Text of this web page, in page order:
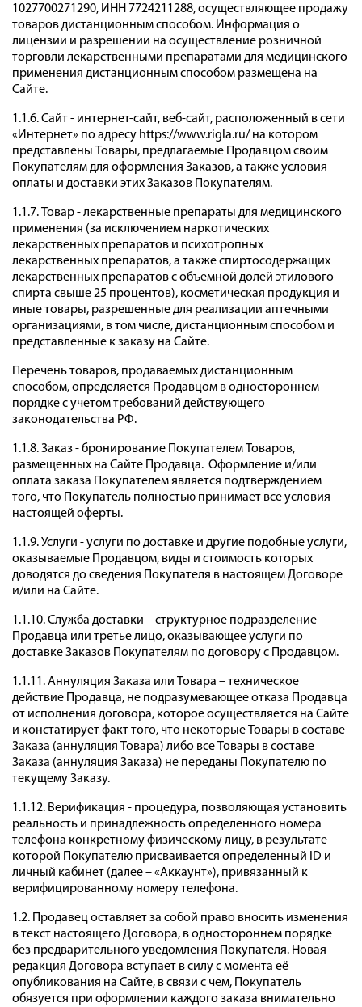
1027700271290, ИНН 7724211288, осуществляющее продажу
товаров дистанционным способом. Информация о
лицензии и разрешении на осуществление розничной
торговли лекарственными препаратами для медицинского
применения дистанционным способом размещена на
Сайте.
1.1.6. Сайт - интернет-сайт, веб-сайт, расположенный в сети
«Интернет» по адресу https://www.rigla.ru/ на котором
представлены Товары, предлагаемые Продавцом своим
Покупателям для оформления Заказов, а также условия
оплаты и доставки этих Заказов Покупателям.
1.1.7. Товар - лекарственные препараты для медицинского
применения (за исключением наркотических
лекарственных препаратов и психотропных
лекарственных препаратов, а также спиртосодержащих
лекарственных препаратов с объемной долей этилового
спирта свыше 25 процентов), косметическая продукция и
иные товары, разрешенные для реализации аптечными
организациями, в том числе, дистанционным способом и
представленные к заказу на Сайте.
Перечень товаров, продаваемых дистанционным
способом, определяется Продавцом в одностороннем
порядке с учетом требований действующего
законодательства РФ.
1.1.8. Заказ - бронирование Покупателем Товаров,
размещенных на Сайте Продавца. Оформление и/или
оплата заказа Покупателем является подтверждением
того, что Покупатель полностью принимает все условия
настоящей оферты.
1.1.9. Услуги - услуги по доставке и другие подобные услуги,
оказываемые Продавцом, виды и стоимость которых
доводятся до сведения Покупателя в настоящем Договоре
и/или на Сайте.
1.1.10. Служба доставки – структурное подразделение
Продавца или третье лицо, оказывающее услуги по
доставке Заказов Покупателям по договору с Продавцом.
1.1.11. Аннуляция Заказа или Товара – техническое
действие Продавца, не подразумевающее отказа Продавца
от исполнения договора, которое осуществляется на Сайте
и констатирует факт того, что некоторые Товары в составе
Заказа (аннуляция Товара) либо все Товары в составе
Заказа (аннуляция Заказа) не переданы Покупателю по
текущему Заказу.
1.1.12. Верификация - процедура, позволяющая установить
реальность и принадлежность определенного номера
телефона конкретному физическому лицу, в результате
которой Покупателю присваивается определенный ID и
личный кабинет (далее – «Аккаунт»), привязанный к
верифицированному номеру телефона.
1.2. Продавец оставляет за собой право вносить изменения
в текст настоящего Договора, в одностороннем порядке
без предварительного уведомления Покупателя. Новая
редакция Договора вступает в силу с момента её
опубликования на Сайте, в связи с чем, Покупатель
обязуется при оформлении каждого заказа внимательно